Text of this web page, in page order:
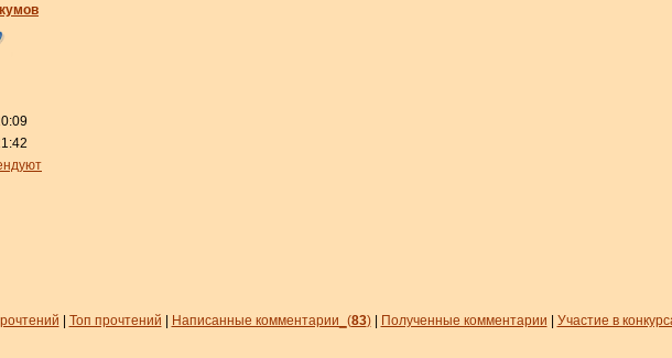
| Топ прочтений | Написанные комментарии_ (83)| Полученные комментарии | Участие в